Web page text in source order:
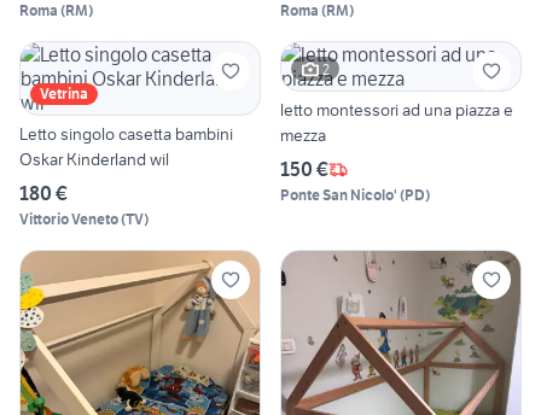
Roma (RM) Roma (RM)
Vetrina
Letto singolo casetta bambini
Oskar Kinderland wil
180 €
Vittorio Veneto(TV)
2
letto montessori ad una piazza e
mezza
150 €
Ponte San Nicolo' (PD)